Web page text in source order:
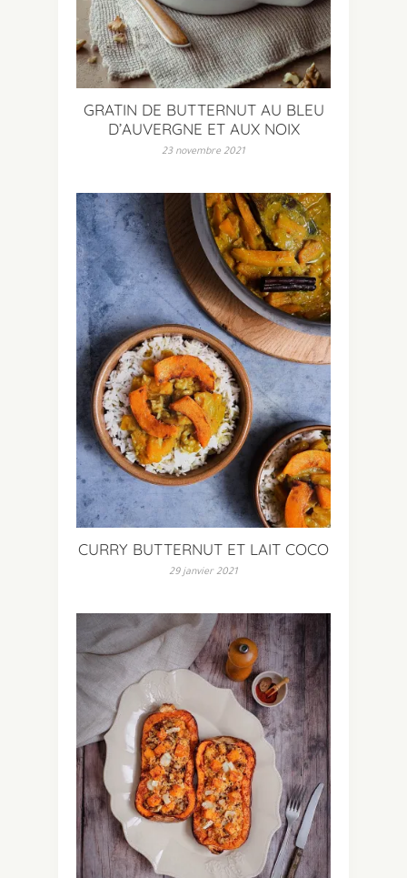
GRATIN DE BUTTERNUT AU BLEU
D’AUVERGNE ET AUX NOIX
23 novembre 2021
CURRY BUTTERNUT ET LAIT COCO
29 janvier 2021